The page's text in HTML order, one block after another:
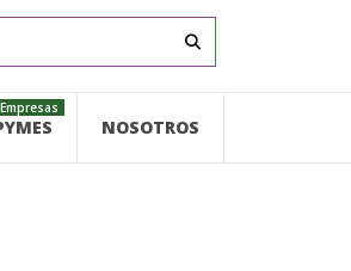
Empresas
NOSOTROS